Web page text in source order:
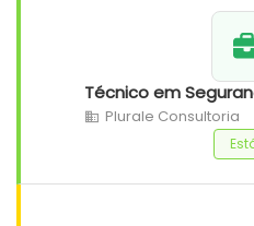
Técnico em
Plurale Consultoria